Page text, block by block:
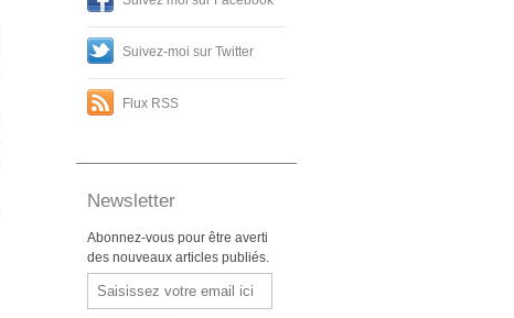
Suivez-moi sur Twitter
Flux RSS
Newsletter
Abonnez-vous pour être averti
des nouveaux articles publiés.
Email